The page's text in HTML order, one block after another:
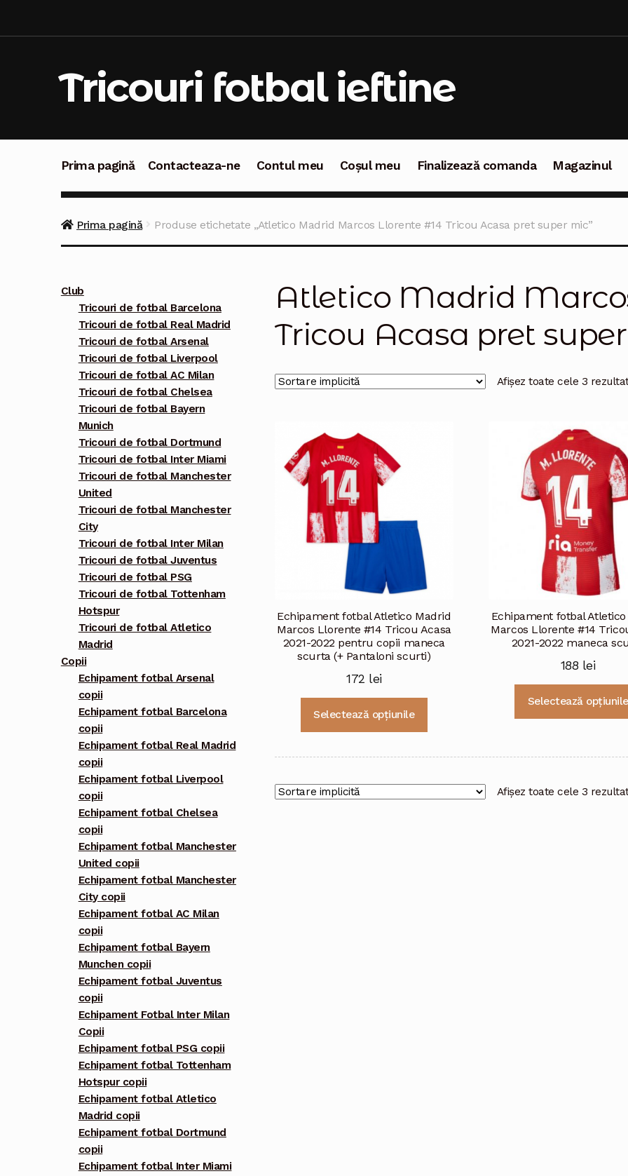
Tricouri fotbal ieftine
Prima pagină Contacteaza-ne Contul meu Coșul meu Finalizează comanda Magazinul
Prima pagină Produse etichetate „Atletico Madrid Marcos Llorente #14 Tricou Acasa pret super mic”
Atletico Madrid
Tricou Acasa pret
Afișez toate cele 3
Echipament fotbal Atletico Madrid
Marcos Llorente #14 Tricou Acasa
2021-2022 pentru copii maneca
scurta (+ Pantaloni scurti)
172 lei
Selectează opțiunile
mai
Echipament fotbal
Marcos Llorente #14
2021-2022 maneca
188 lei
Selectează opțiunile
Afișez toate cele 3
Club
Tricouri de fotbal Barcelona
Tricouri de fotbal Real Madrid
Tricouri de fotbal Arsenal
Tricouri de fotbal Liverpool
Tricouri de fotbal AC Milan
Tricouri de fotbal Chelsea
Tricouri de fotbal Bayern
Munich
Tricouri de fotbal Dortmund
Tricouri de fotbal Inter Miami
Tricouri de fotbal Manchester
United
Tricouri de fotbal Manchester
City
Tricouri de fotbal Inter Milan
Tricouri de fotbal Juventus
Tricouri de fotbal PSG
Tricouri de fotbal Tottenham
Hotspur
Tricouri de fotbal Atletico
Madrid
Copii
Echipament fotbal Arsenal
copii
Echipament fotbal Barcelona
copii
Echipament fotbal Real Madrid
copii
Echipament fotbal Liverpool
copii
Echipament fotbal Chelsea
copii
Echipament fotbal Manchester
United copii
Echipament fotbal Manchester
City copii
Echipament fotbal AC Milan
copii
Echipament fotbal Bayern
Munchen copii
Echipament fotbal Juventus
copii
Echipament Fotbal Inter Milan
Copii
Echipament fotbal PSG copii
Echipament fotbal Tottenham
Hotspur copii
Echipament fotbal Atletico
Madrid copii
Echipament fotbal Dortmund
copii
Echipament fotbal Inter Miami